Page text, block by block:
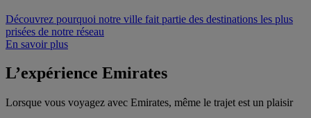
Découvrez pourquoi notre ville fait partie des destinations les plus
prisées de notre réseau
En savoir plus
L’expérience Emirates
Lorsque vous voyagez avec Emirates, même le trajet est un plaisir